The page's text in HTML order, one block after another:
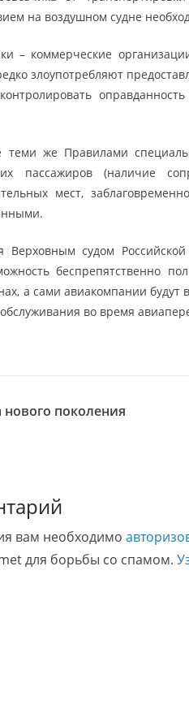
на воздушном судне
– коммерческие
злоупотребляют
теми же Правилами
пассажиров (наличие
мест,
Верховным судом
беспрепятственно
а сами авиакомпании
во время
поколения
вам необходимо
для борьбы со спамом.